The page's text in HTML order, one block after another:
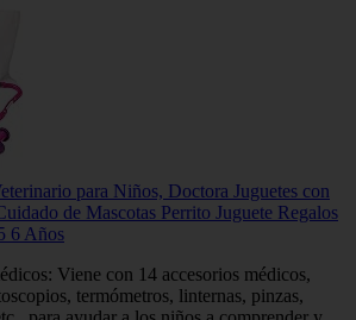
para Niños, Doctora Juguetes con
de Mascotas Perrito Juguete Regalos
6 Años
Viene con 14 accesorios médicos,
termómetros, linternas, pinzas,